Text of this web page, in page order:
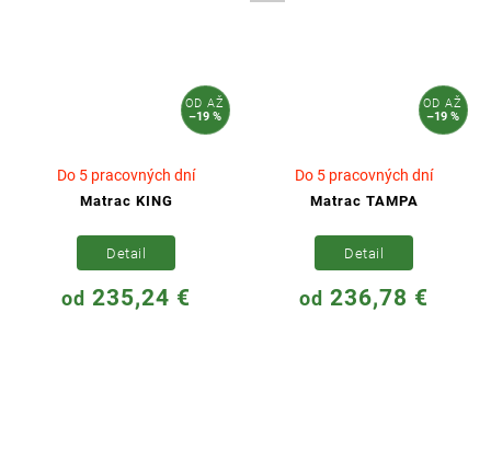
ODAŽ
–19 %
Matrac KING
Do 5 pracovných dní
od 235,24 €
Detail
ODAŽ
–19 %
Matrac TAMPA
Do 5 pracovných dní
od 236,78 €
Detail